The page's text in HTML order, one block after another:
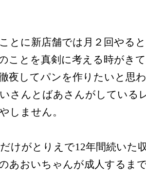
とに新店舗では月２回やる
ことを真剣に考える時がき
夜してパンを作りたいと思
さんとばあさんがしている
しません。
けがとりえで12年間続いた
あおいちゃんが成人するま